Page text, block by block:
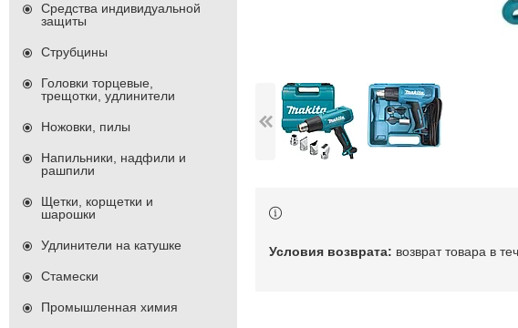
возврат товара в
Средства индивидуальной
защиты
Струбцины
Головки торцевые,
трещотки, удлинители
Ножовки, пилы
Напильники, надфили и
рашпили
Щетки, корщетки и
шарошки
Удлинители на катушке
Стамески
Промышленная химия